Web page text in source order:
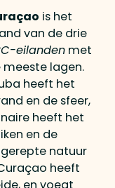
is het
van de drie
eilanden met
meeste lagen.
heeft het
en de sfeer,
heeft het
en de
natuur
heeft
en voegt